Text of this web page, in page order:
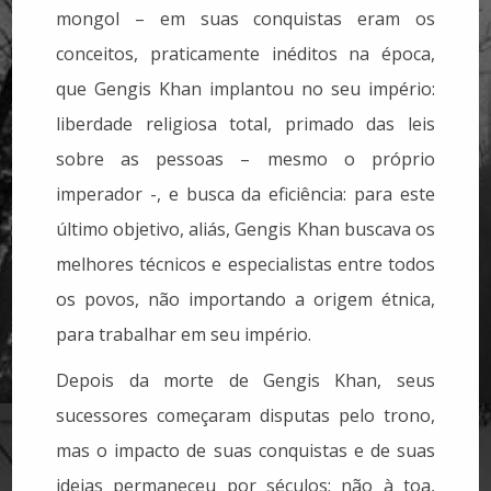
mongol – em suas conquistas eram os
conceitos, praticamente inéditos na época,
que Gengis Khan implantou no seu império:
liberdade religiosa total, primado das leis
sobre as pessoas – mesmo o próprio
imperador -, e busca da eficiência: para este
último objetivo, aliás, Gengis Khan buscava os
melhores técnicos e especialistas entre todos
os povos, não importando a origem étnica,
para trabalhar em seu império.
Depois da morte de Gengis Khan, seus
sucessores começaram disputas pelo trono,
mas o impacto de suas conquistas e de suas
ideias permaneceu por séculos: não à toa,